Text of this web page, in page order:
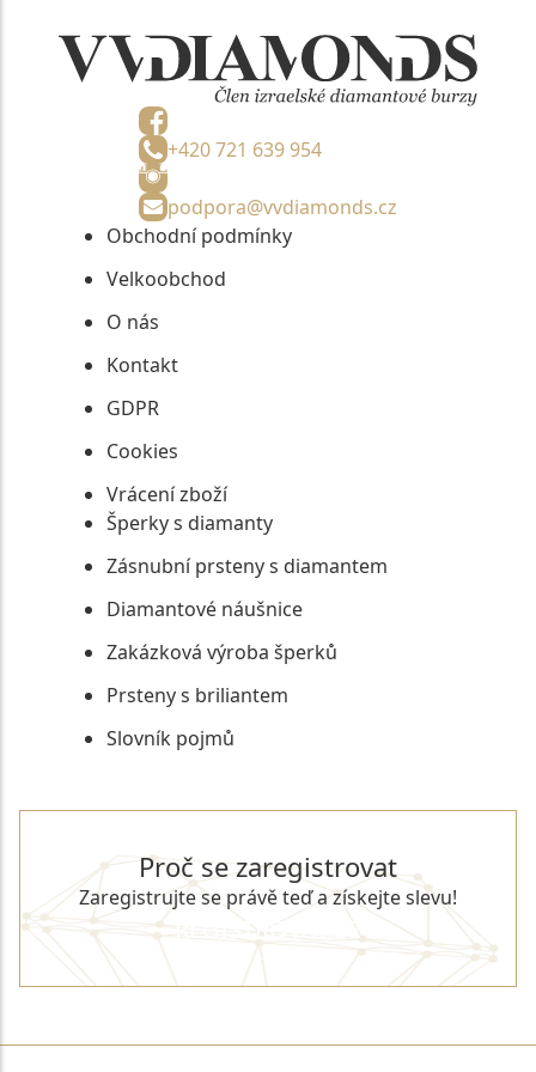
+420 721 639 954
podpora@vvdiamonds.cz
Obchodní podmínky
Velkoobchod
O nás
Kontakt
GDPR
Cookies
Vrácení zboží
Šperky s diamanty
Zásnubní prsteny s diamantem
Diamantové náušnice
Zakázková výroba šperků
Prsteny s briliantem
Slovník pojmů
Proč se zaregistrovat
Zaregistrujte se právě teď a získejte slevu!
REGISTROVAT SE